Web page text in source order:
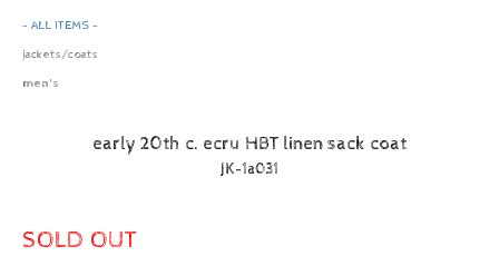
- ALL ITEMS -
jackets/coats
men's
early 20th c. ecru HBT linen sack coat
JK-1a031
SOLD OUT